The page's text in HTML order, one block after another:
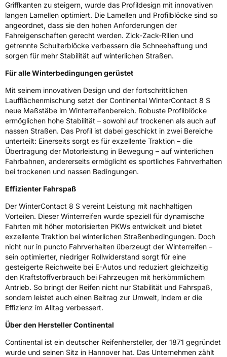
ElektroJa
EU Label
EffizienzB
Rollgeräusch (Klasse)B
Rollgeräusch (dB)75
FahrzeugklasseC1
3PMSF / Schneeflockensymbol / Alpine-Symbol
EPREL ID 1666891
Allgemeine Produktsicherheit (GPSR)
Herstellerkontakt Continental Reifen Deutschland GmbH
Continental-Plaza 1 30173 Hannover
Deutschland,
customerservice_tires@conti.de
Griffkanten zu steigern, wurde das Profildesign mit innovativen
langen Lamellen optimiert. Die Lamellen und Profilblöcke sind so
angeordnet, dass sie den hohen Anforderungen der
Fahreigenschaften gerecht werden. Zick-Zack-Rillen und
getrennte Schulterblöcke verbessern die Schneehaftung und
sorgen für mehr Stabilität auf winterlichen Straßen.
Für alle Winterbedingungen gerüstet
Mit seinem innovativen Design und der fortschrittlichen
Laufflächenmischung setzt der Continental WinterContact 8 S
neue Maßstäbe im Winterreifenbereich. Robuste Profilblöcke
ermöglichen hohe Stabilität – sowohl auf trockenen als auch auf
nassen Straßen. Das Profil ist dabei geschickt in zwei Bereiche
unterteilt: Einerseits sorgt es für exzellente Traktion – die
Übertragung der Motorleistung in Bewegung – auf winterlichen
Fahrbahnen, andererseits ermöglicht es sportliches Fahrverhalten
bei trockenen und nassen Bedingungen.
Effizienter Fahrspaß
Der WinterContact 8 S vereint Leistung mit nachhaltigen
Vorteilen. Dieser Winterreifen wurde speziell für dynamische
Fahrten mit höher motorisierten PKWs entwickelt und bietet
exzellente Traktion bei winterlichen Straßenbedingungen. Doch
nicht nur in puncto Fahrverhalten überzeugt der Winterreifen –
sein optimierter, niedriger Rollwiderstand sorgt für eine
gesteigerte Reichweite bei E-Autos und reduziert gleichzeitig
den Kraftstoffverbrauch bei Fahrzeugen mit herkömmlichem
Antrieb. So bringt der Reifen nicht nur Stabilität und Fahrspaß,
sondern leistet auch einen Beitrag zur Umwelt, indem er die
Effizienz im Alltag verbessert.
Über den Hersteller Continental
Continental ist ein deutscher Reifenhersteller, der 1871 gegründet
wurde und seinen Sitz in Hannover hat. Das Unternehmen zählt